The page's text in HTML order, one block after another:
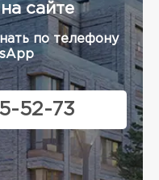
сайте
по телефону
52-73